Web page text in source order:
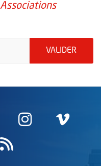
VALIDER
fenêtre
une nouvelle
une
Instagram
, Ouvre
,
une
Flux RSS